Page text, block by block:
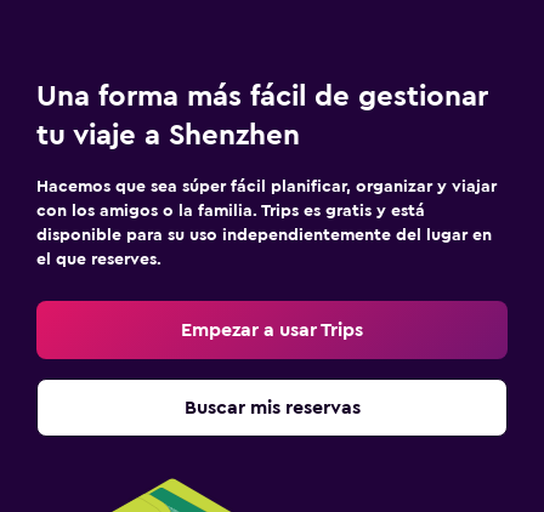
Una forma más fácil de gestionar
tu viaje a Shenzhen
Hacemos que sea súper fácil planificar, organizar y viajar
con los amigos o la familia. Trips es gratis y está
disponible para su uso independientemente del lugar en
el que reserves.
Empezar a usar Trips
Buscar mis reservas